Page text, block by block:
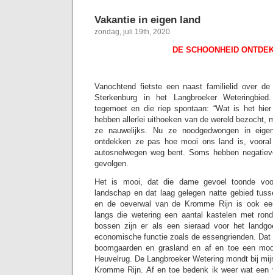
Vakantie in eigen land
zondag, juli 19th, 2020
DE SCHOONHEID
Vanochtend fietste een naast familielid over
Sterkenburg in het Langbroeker
tegemoet en die riep spontaan: “Wat is het hier
hebben allerlei uithoeken van de wereld bezocht,
ze nauwelijks. Nu ze noodgedwongen in
ontdekken ze pas hoe mooi ons land is,
autosnelwegen weg bent. Soms hebben
gevolgen.
Het is mooi, dat die dame gevoel toonde
landschap en dat laag gelegen natte gebied
en de oeverwal van de Kromme Rijn is ook
langs die wetering een aantal kastelen met
bossen zijn er als een sieraad voor het
economische functie zoals de essengrienden.
boomgaarden en grasland en af en toe een
Heuvelrug. De Langbroeker Wetering mondt bij
Kromme Rijn. Af en toe bedenk ik weer wat